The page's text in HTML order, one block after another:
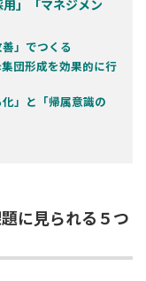
」「マネジメン
」でつくる
団形成を効果的に行
」と「帰属意識の
に見られる５つ